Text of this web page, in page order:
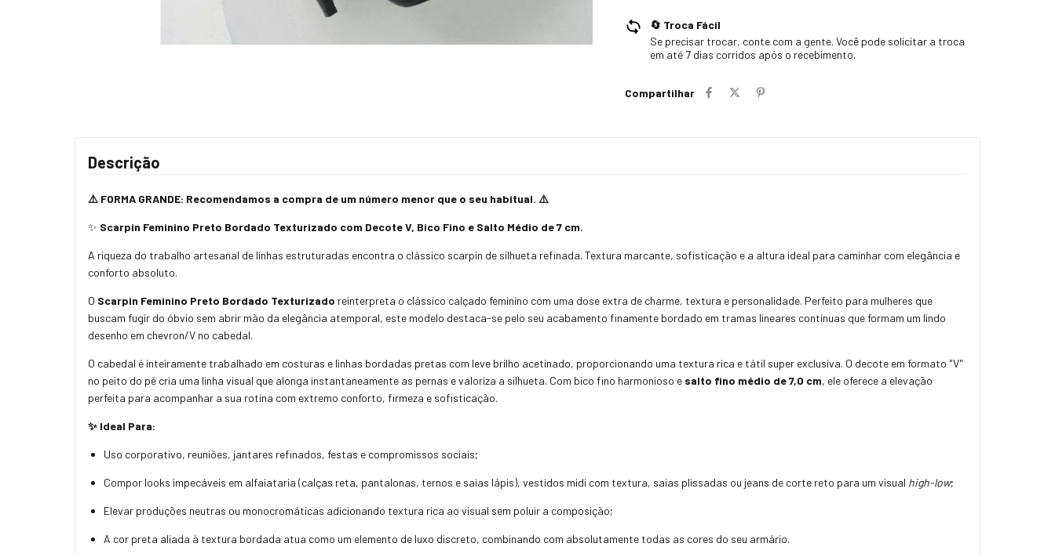
🔄 Troca Fácil
Se precisar trocar, conte com a gente. Você pode solicitar a troca
em até 7 dias corridos após o recebimento.
Compartilhar
Descrição
⚠️ FORMA GRANDE: Recomendamos a compra de um número menor que o seu habitual. ⚠️
✨ Scarpin Feminino Preto Bordado Texturizado com Decote V, Bico Fino e Salto Médio de 7 cm.
A riqueza do trabalho artesanal de linhas estruturadas encontra o clássico scarpin de silhueta refinada. Textura marcante, sofisticação e a altura ideal para caminhar com elegância e
conforto absoluto.
O Scarpin Feminino Preto Bordado Texturizado reinterpreta o clássico calçado feminino com uma dose extra de charme, textura e personalidade. Perfeito para mulheres que
buscam fugir do óbvio sem abrir mão da elegância atemporal, este modelo destaca-se pelo seu acabamento finamente bordado em tramas lineares contínuas que formam um lindo
desenho em chevron/V no cabedal.
O cabedal é inteiramente trabalhado em costuras e linhas bordadas pretas com leve brilho acetinado, proporcionando uma textura rica e tátil super exclusiva. O decote em formato "V"
no peito do pé cria uma linha visual que alonga instantaneamente as pernas e valoriza a silhueta. Com bico fino harmonioso e salto fino médio de 7,0 cm, ele oferece a elevação
perfeita para acompanhar a sua rotina com extremo conforto, firmeza e sofisticação.
✨ Ideal Para:
Uso corporativo, reuniões, jantares refinados, festas e compromissos sociais;
Compor looks impecáveis em alfaiataria (calças reta, pantalonas, ternos e saias lápis), vestidos midi com textura, saias plissadas ou jeans de corte reto para um visual high-low;
Elevar produções neutras ou monocromáticas adicionando textura rica ao visual sem poluir a composição;
A cor preta aliada à textura bordada atua como um elemento de luxo discreto, combinando com absolutamente todas as cores do seu armário.